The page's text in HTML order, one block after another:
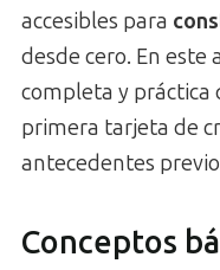
accesibles para
desde cero. En
completa y práctica
primera tarjeta de
antecedentes
Conceptos